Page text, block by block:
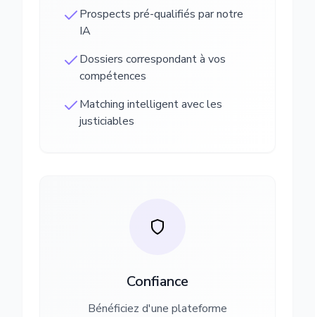
Prospects pré-qualifiés par notre
IA
Dossiers correspondant à vos
compétences
Matching intelligent avec les
justiciables
Confiance
Bénéficiez d'une plateforme